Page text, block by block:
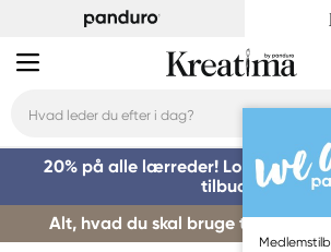
20% på alle lærreder! Log på for
tilbuddet »
Alt, hvad du skal bruge til